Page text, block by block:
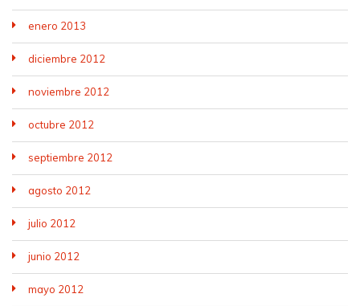
enero 2013
diciembre 2012
noviembre 2012
octubre 2012
septiembre 2012
agosto 2012
julio 2012
junio 2012
mayo 2012